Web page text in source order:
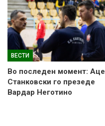
ВЕСТИ
Во последен момент: Аце
Станковски го презеде
Вардар Неготино